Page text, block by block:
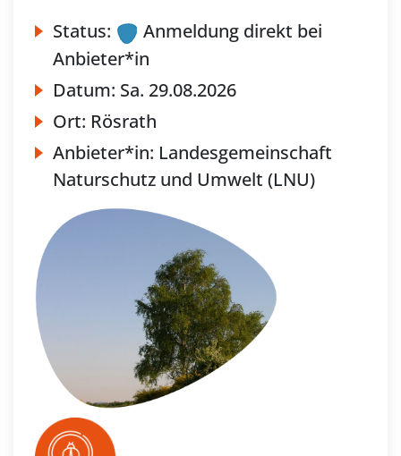
Status:
Anmeldung direkt bei
Anbieter*in
Datum: Sa. 29.08.2026
Ort: Rösrath
Anbieter*in: Landesgemeinschaft
Naturschutz und Umwelt (LNU)